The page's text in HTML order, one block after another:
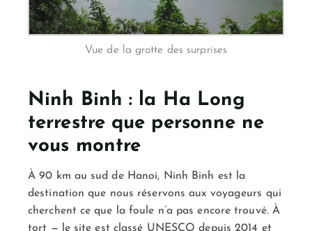
Vue de la grotte des surprises
Ninh Binh : la Ha Long
terrestre que personne ne
vous montre
À 90 km au sud de Hanoi, Ninh Binh est la
destination que nous réservons aux voyageurs qui
cherchent ce que la foule n’a pas encore trouvé. À
tort — le site est classé UNESCO depuis 2014 et